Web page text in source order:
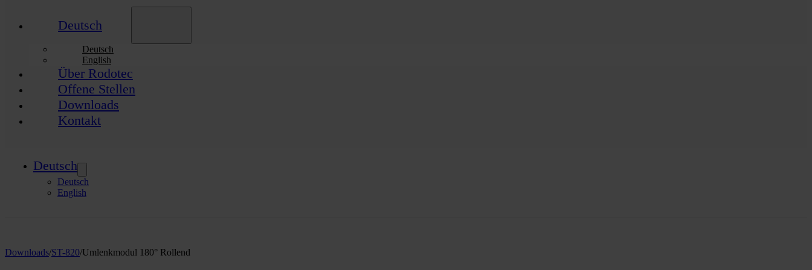
Deutsch
Deutsch
English
Über Rodotec
Offene Stellen
Downloads
Kontakt
Deutsch
Deutsch
English
Downloads/ST-820/Umlenkmodul 180° Rollend